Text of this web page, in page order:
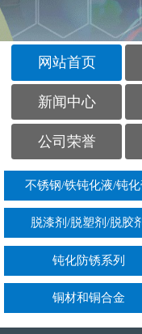
网站首页
新闻中心
公司荣誉
不锈钢/铁钝化液/钝
脱漆剂/脱塑剂/脱胶
钝化防锈系列
铜材和铜合金